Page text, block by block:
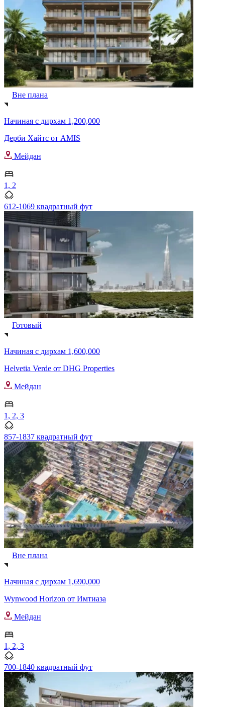
Вне плана
Начиная с дирхам 1,200,000
Дерби Хайтс от AMIS
Мейдан
1, 2
612-1069 квадратный фут
Готовый
Начиная с дирхам 1,600,000
Helvetia Verde от DHG Properties
Мейдан
1, 2, 3
857-1837 квадратный фут
Вне плана
Начиная с дирхам 1,690,000
Wynwood Horizon от Имтиаза
Мейдан
1, 2, 3
700-1840 квадратный фут